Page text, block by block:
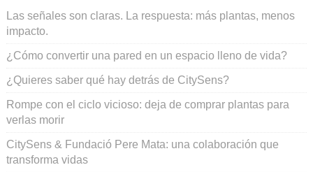
Las señales son claras. La respuesta: más plantas, menos
impacto.
¿Cómo convertir una pared en un espacio lleno de vida?
¿Quieres saber qué hay detrás de CitySens?
Rompe con el ciclo vicioso: deja de comprar plantas para
verlas morir
CitySens & Fundació Pere Mata: una colaboración que
transforma vidas